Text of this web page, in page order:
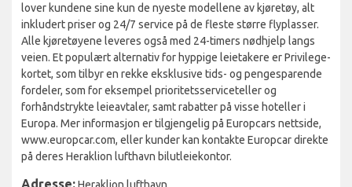
lover kundene sine kun de nyeste modellene av kjøretøy, alt
inkludert priser og 24/7 service på de fleste større flyplasser.
Alle kjøretøyene leveres også med 24-timers nødhjelp langs
veien. Et populært alternativ for hyppige leietakere er Privilege-
kortet, som tilbyr en rekke eksklusive tids- og pengesparende
fordeler, som for eksempel prioritetsserviceteller og
forhåndstrykte leieavtaler, samt rabatter på visse hoteller i
Europa. Mer informasjon er tilgjengelig på Europcars nettside,
www.europcar.com, eller kunder kan kontakte Europcar direkte
på deres Heraklion lufthavn bilutleiekontor.
Adresse:Heraklion lufthavn